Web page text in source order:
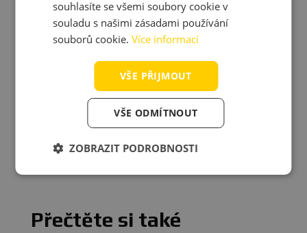
znamená, že by kamiony musely mít rozdíl v rychlostech
aspoň 10 km/h. Jinak hrozí řidiči pokuta až 105 eur.
Dálnice v Česku v realizaci:38 projektů o celkové
délce 205,4 km
Dálnice v soutěži:14 projektů o celkové délce 94,1 km
Dálnice v přípravě:78 projektů o celkové délce 543,4
Přečtěte si také
ITALIAN
souhlasíte se všemi soubory cookie v
souladu s našimi zásadami používání
souborů cookie. Více informací
VŠE PŘIJMOUT
VŠE ODMÍTNOUT
ZOBRAZIT PODROBNOSTI